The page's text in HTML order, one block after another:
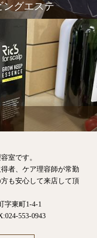
ングエステ
室です。
者、ケア理容師が常勤
も安心して来店して頂
字東町1-4-1
553-0943